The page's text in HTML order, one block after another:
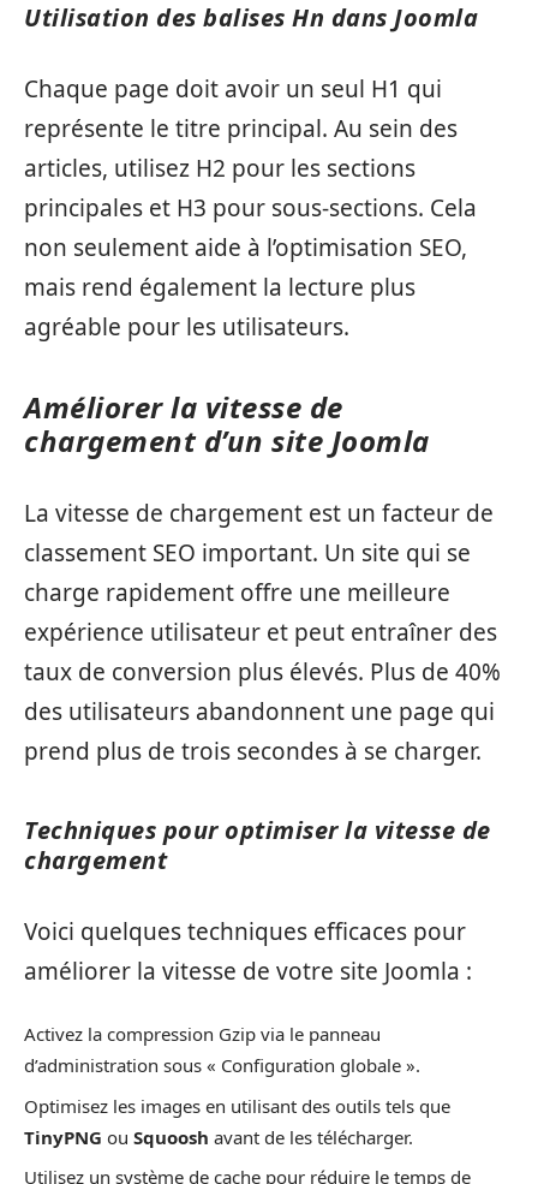
Utilisation des balises Hn dans Joomla
Chaque page doit avoir un seul H1 qui
représente le titre principal. Au sein des
articles, utilisez H2 pour les sections
principales et H3 pour sous-sections. Cela
non seulement aide à l’optimisation SEO,
mais rend également la lecture plus
agréable pour les utilisateurs.
Améliorer la vitesse de
chargement d’un site Joomla
La vitesse de chargement est un facteur de
classement SEO important. Un site qui se
charge rapidement offre une meilleure
expérience utilisateur et peut entraîner des
taux de conversion plus élevés. Plus de 40%
des utilisateurs abandonnent une page qui
prend plus de trois secondes à se charger.
Techniques pour optimiser la vitesse de
chargement
Voici quelques techniques efficaces pour
améliorer la vitesse de votre site Joomla :
Activez la compression Gzip via le panneau
d’administration sous « Configuration globale ».
Optimisez les images en utilisant des outils tels que
TinyPNG ou Squoosh avant de les télécharger.
Utilisez un système de cache pour réduire le temps de